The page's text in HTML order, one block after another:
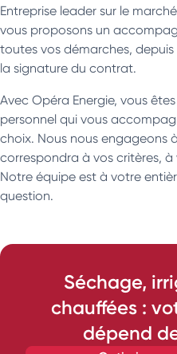
Entreprise leader sur le
vous proposons un
toutes vos démarches,
la signature du contrat.
Avec Opéra Energie, vous
personnel qui vous
choix. Nous nous engageons
correspondra à vos critères,
Notre équipe est à votre
question.
Séchage,
chauffées :
dépend